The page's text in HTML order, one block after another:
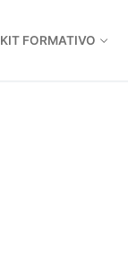
KIT FORMATIVO